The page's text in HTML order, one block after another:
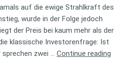
auf die ewige Strahlkraft des
wurde in der Folge jedoch
der Preis bei kaum mehr als der
klassische Investorenfrage: Ist
zwei … Continue reading